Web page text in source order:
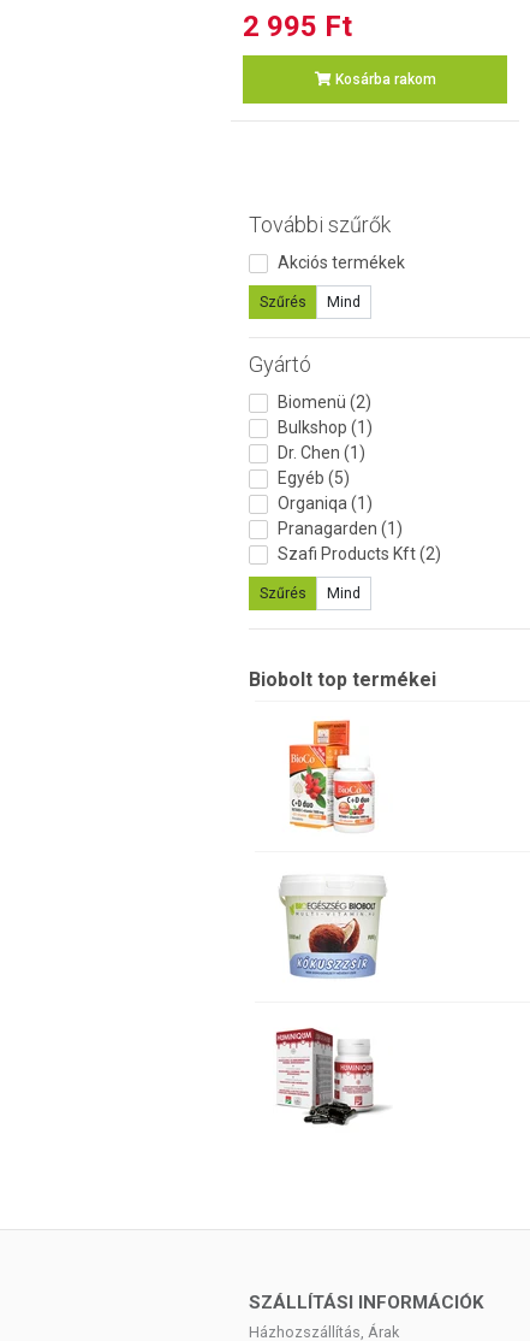
További szűrők
Akciós termékek
Szűrés Mind
Gyártó
Biomenü (2)
Bulkshop (1)
Dr. Chen (1)
Egyéb (5)
Organiqa (1)
Pranagarden (1)
Szafi Products Kft (2)
Szűrés Mind
Biobolt top termékei
2 995 Ft
Kosárba rakom
SZÁLLÍTÁSI INFORMÁCIÓK
Házhozszállítás, Árak